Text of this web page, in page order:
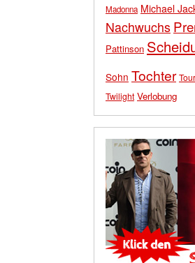
Madonna Michael
Nachwuchs
Pattinson
Sohn Tochter
Twilight Verlobung